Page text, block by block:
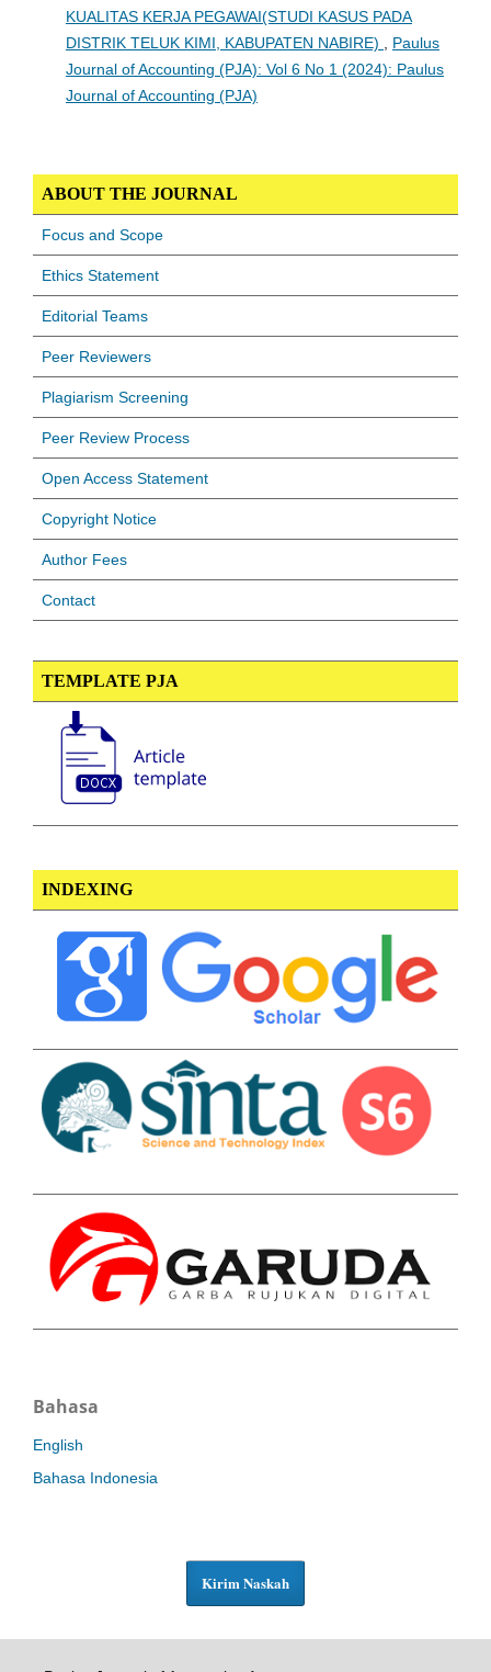
KUALITAS KERJA PEGAWAI(STUDI KASUS PADA
DISTRIK TELUK KIMI, KABUPATEN NABIRE)
Paulus
Journal of Accounting (PJA): Vol 6 No 1 (2024): Paulus
Journal of Accounting (PJA)
ABOUT THE JOURNAL
Focus and Scope
Ethics Statement
Editorial Teams
Peer Reviewers
Plagiarism Screening
Peer Review Process
Open Access Statement
Copyright Notice
Author Fees
Contact
TEMPLATE PJA
INDEXING
Bahasa
English
Bahasa Indonesia
Kirim Naskah